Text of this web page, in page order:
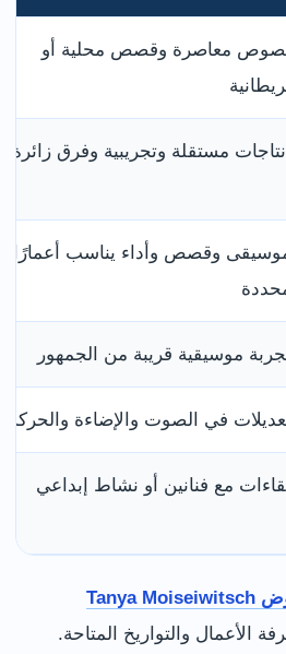
معاصرة وقصص محلية أو
إنتاجات مستقلة وتجريبية وفرق زائرة
وقصص وأداء يناسب أعمارًا
موسيقية قريبة من الجمهور
في الصوت والإضاءة والحركة
مع فنانين أو نشاط إبداعي
برنامج عروض Tanya Moiseiwitsch
الأعمال والتواريخ المتاحة.